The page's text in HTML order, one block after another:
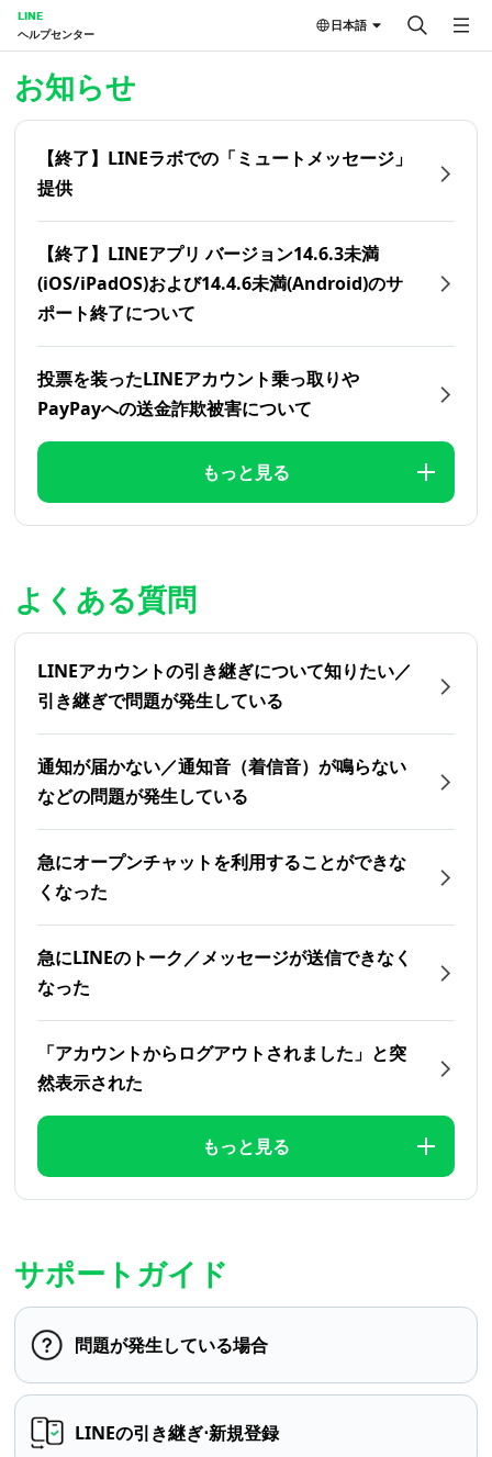
LINE
ヘルプセンター
日本語
お知らせ
【終了】LINEラボでの「ミュートメッセージ」
提供
【終了】LINEアプリ バージョン14.6.3未満
(iOS/iPadOS)および14.4.6未満(Android)のサ
ポート終了について
投票を装ったLINEアカウント乗っ取りや
PayPayへの送金詐欺被害について
もっと見る
よくある質問
LINEアカウントの引き継ぎについて知りたい／
引き継ぎで問題が発生している
通知が届かない／通知音（着信音）が鳴らない
などの問題が発生している
急にオープンチャットを利用することができな
くなった
急にLINEのトーク／メッセージが送信できなく
なった
「アカウントからログアウトされました」と突
然表示された
もっと見る
サポートガイド
問題が発生している場合
LINEの引き継ぎ⋅新規登録